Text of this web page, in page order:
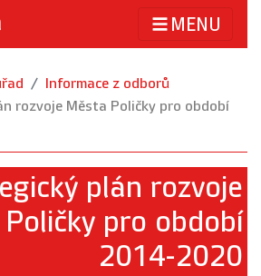
MENU
Informace z odborů
rozvoje Města Poličky pro období
plán rozvoje
pro období
2014-2020